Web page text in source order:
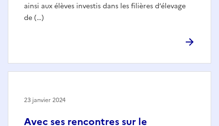
ainsi aux élèves investis dans les filières d’élevage
de (…)
Avec ses rencontres sur le
23 janvier 2024